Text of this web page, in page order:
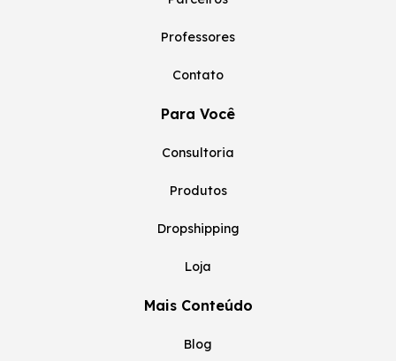
Professores
Contato
Para Você
Consultoria
Produtos
Dropshipping
Loja
Mais Conteúdo
Blog